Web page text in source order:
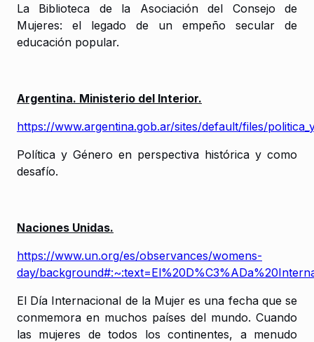
La Biblioteca de la Asociación del Consejo de
Mujeres: el legado de un empeño secular de
educación popular.
Argentina. Ministerio del Interior.
https://www.argentina.gob.ar/sites/default/files/
Política y Género en perspectiva histórica y como
desafío.
Naciones Unidas.
https://www.un.org/es/observances/womens-
day/
El Día Internacional de la Mujer es una fecha que se
conmemora en muchos países del mundo. Cuando
las mujeres de todos los continentes, a menudo